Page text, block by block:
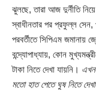
ঝুলছে, তারা আজ দুর্নীতি
স্বাধীনতার পর প্রফুল্ল
পরবর্তীতে সিপিএম জমানায়
বন্দ্যোপাধ্যায়, কোন
টাকা নিতে দেখা যায়নি। এখন
মতো হাত পেতে ঘুষ নিতে